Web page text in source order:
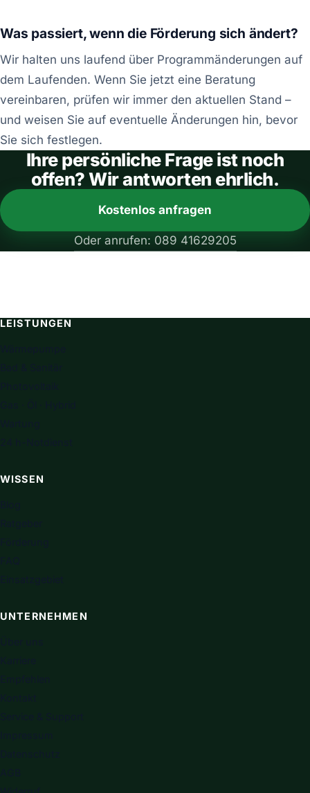
Was passiert, wenn die Förderung sich ändert?
Wir halten uns laufend über Programmänderungen auf
dem Laufenden. Wenn Sie jetzt eine Beratung
vereinbaren, prüfen wir immer den aktuellen Stand –
und weisen Sie auf eventuelle Änderungen hin, bevor
Sie sich festlegen.
Ihre persönliche Frage ist noch
offen? Wir antworten ehrlich.
Kostenlos anfragen
Oder anrufen: 089 41629205
LEISTUNGEN
WISSEN
UNTERNEHMEN